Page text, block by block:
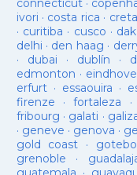
connecticut·
ivori · costa rica · creta
· curitiba · cusco ·
delhi · den haag ·
· dubai · dublín ·
edmonton ·
erfurt· essaouira ·
firenze ·fortaleza ·
fribourg · galati ·
· geneve · genova ·
gold coast ·
grenoble ·